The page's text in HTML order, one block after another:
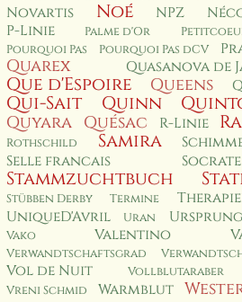
Novartis
Noé NPZ
P-Linie
Palme d'Or
Pourquoi Pas Pourquoi Pas dCV
Quarex Quasanova de
Que d'Espoire Queens
Qui-Sait
Quinn
Quyara Quésac R-Linie
Rothschild
Samira
Selle francais Socrate
Stammzuchtbuch
Stübben Derby Termine
UniqueD'Avril Uran Ursprung
Vako Valentino
Verwandtschaftsgrad
Vol de Nuit
Vollblutaraber
Vreni Schmid
Warmblut